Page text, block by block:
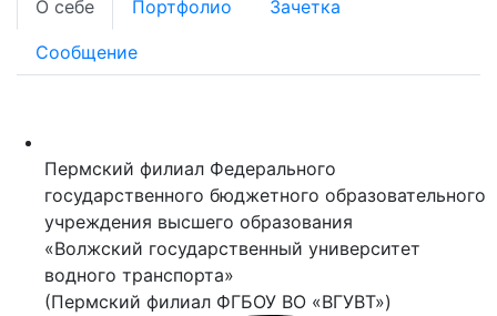
О себе Портфолио Зачетка
Сообщение
Пермский филиал Федерального
государственного бюджетного образовательного
учреждения высшего образования
«Волжский государственный университет
водного транспорта»
(Пермский филиал ФГБОУ ВО «ВГУВТ»)